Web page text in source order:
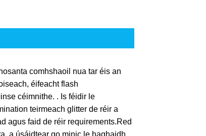
comhshaoil ​​nua tar éis an
éifeacht flash
céimnithe. . Is féidir le
teirmeach glitter de réir a
agus faid de réir requirements.Red
a úsáidtear go minic le haghaidh